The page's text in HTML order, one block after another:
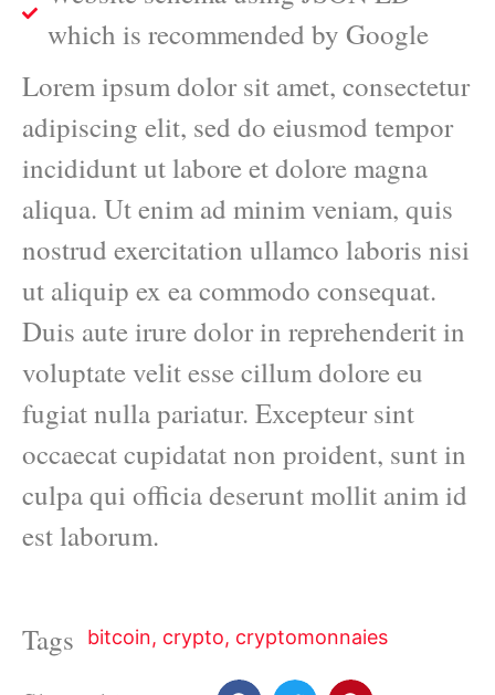
which is recommended by Google
Lorem ipsum dolor sit amet, consectetur
adipiscing elit, sed do eiusmod tempor
incididunt ut labore et dolore magna
aliqua. Ut enim ad minim veniam, quis
nostrud exercitation ullamco laboris nisi
ut aliquip ex ea commodo consequat.
Duis aute irure dolor in reprehenderit in
voluptate velit esse cillum dolore eu
fugiat nulla pariatur. Excepteur sint
occaecat cupidatat non proident, sunt in
culpa qui officia deserunt mollit anim id
est laborum.
Tags bitcoin, crypto, cryptomonnaies